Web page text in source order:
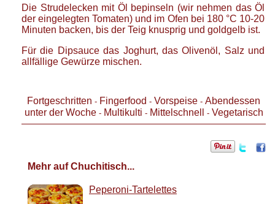
Die Strudelecken mit Öl bepinseln (wir nehmen das Öl
der eingelegten Tomaten) und im Ofen bei 180 °C 10-20
Minuten backen, bis der Teig knusprig und goldgelb ist.
Für die Dipsauce das Joghurt, das Olivenöl, Salz und
allfällige Gewürze mischen.
Fortgeschritten - Fingerfood - Vorspeise - Abendessen
unter der Woche- Multikulti - Mittelschnell - Vegetarisch
Mehr auf Chuchitisch...
Peperoni-Tartelettes